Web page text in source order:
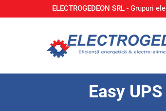
ELECTROGEDEON SRL - Grupuri
Easy